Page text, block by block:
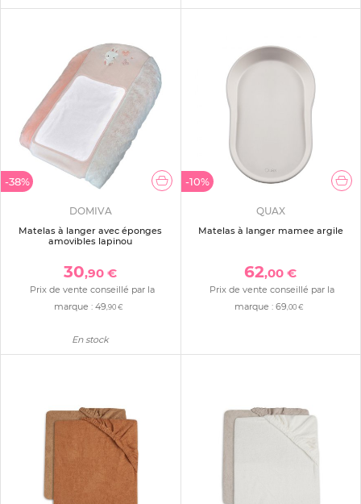
-38%
DOMIVA
Matelas à langer avec éponges
amovibles lapinou
30,90 €
Prix de vente conseillé par la
marque :49,90 €
En stock
-10%
QUAX
Matelas à langer mamee argile
62,00 €
Prix de vente conseillé par la
marque : 69 ,00 €